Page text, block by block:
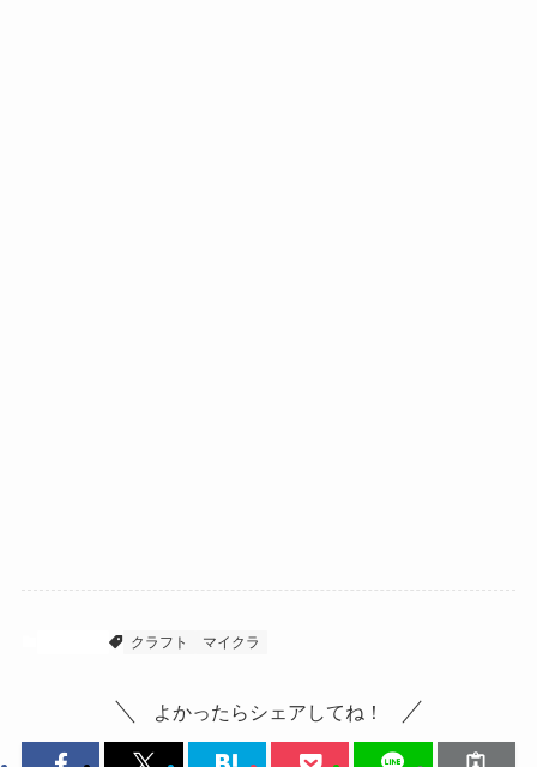
クラフト マイクラ
よかったらシェアしてね！